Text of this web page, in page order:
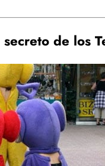
secreto de los